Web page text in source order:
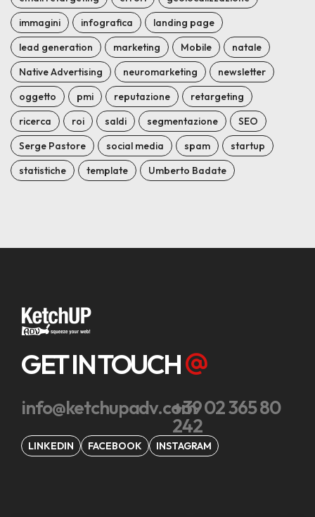
immagini
infografica
landing page
lead generation
marketing Mobile
natale
Native Advertising
neuromarketing
newsletter
oggetto
pmi reputazione
retargeting
ricerca
roi saldi segmentazione
SEO
Serge Pastore
social media spam
startup
statistiche
template Umberto Badate
GET IN TOUCH
info@ketchupadv.com+39 02 365 80
242
LINKEDIN FACEBOOK INSTAGRAM